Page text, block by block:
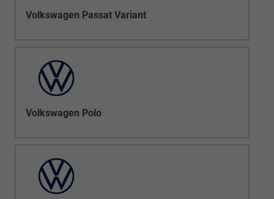
Volkswagen Passat Variant
Volkswagen Polo